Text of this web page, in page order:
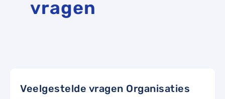
vragen
Veelgestelde vragen Organisaties